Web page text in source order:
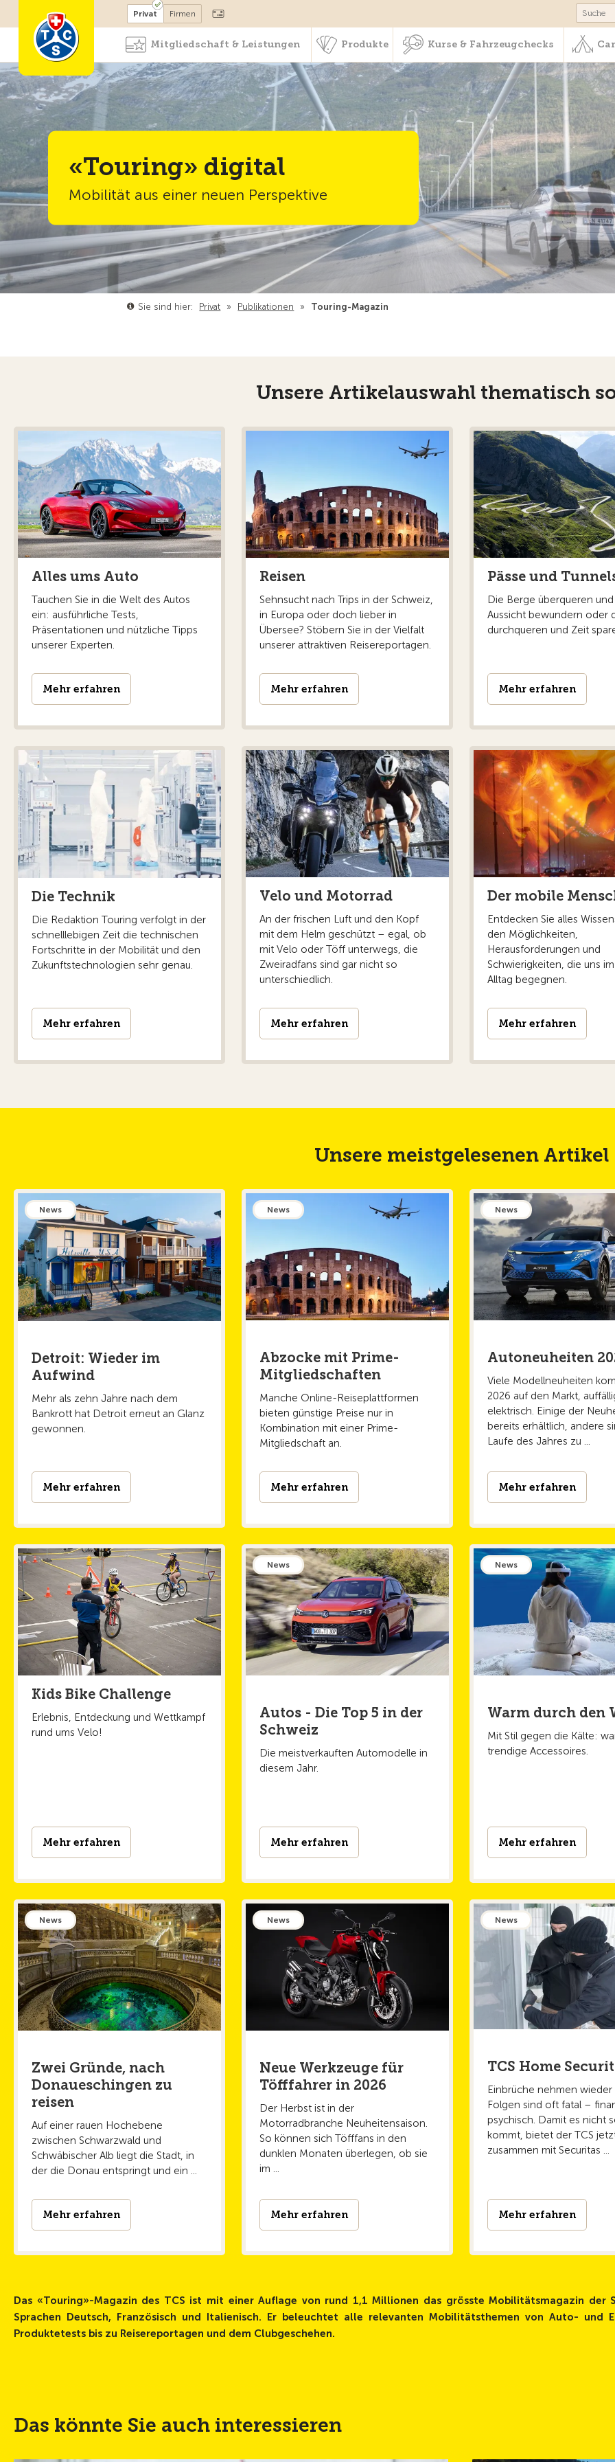
Mitglied werden Kurse & Fahrzeugchecks
Privat Firmen
Mitgliedschaft & Leistungen Produkte Kurse & Fahrzeugchecks
«Touring» digital
Mobilität aus einer neuen Perspektive
Sie sind hier: Privat » Publikationen » Touring-Magazin
Unsere Artikelauswahl thematisch
Alles ums Auto
Tauchen Sie in die Welt des Autos
ein: ausführliche Tests,
Präsentationen und nützliche Tipps
unserer Experten.
Mehr erfahren
Reisen
Sehnsucht nach Trips in der Schweiz,
in Europa oder doch lieber in
Übersee? Stöbern Sie in der Vielfalt
unserer attraktiven Reisereportagen.
Mehr erfahren
Pässe und
Die Berge überqueren
Aussicht bewundern oder
durchqueren und Zeit
Mehr erfahren
Die Technik
Die Redaktion Touring verfolgt in der
schnelllebigen Zeit die technischen
Fortschritte in der Mobilität und den
Zukunftstechnologien sehr genau.
Mehr erfahren
Velo und Motorrad
An der frischen Luft und den Kopf
mit dem Helm geschützt – egal, ob
mit Velo oder Töff unterwegs, die
Zweiradfans sind gar nicht so
unterschiedlich.
Mehr erfahren
Der mobile
Entdecken Sie alles
den Möglichkeiten,
Herausforderungen und
Schwierigkeiten, die uns
Alltag begegnen.
Mehr erfahren
Unsere meistgelesenen Artikel
News
Detroit: Wieder im
Aufwind
Mehr als zehn Jahre nach dem
Bankrott hat Detroit erneut an Glanz
gewonnen.
Mehr erfahren
News
Abzocke mit Prime-
Mitgliedschaften
Manche Online-Reiseplattformen
bieten günstige Preise nur in
Kombination mit einer Prime-
Mitgliedschaft an.
Mehr erfahren
News
Autoneuheiten
Viele Modellneuheiten
2026 auf den Markt,
elektrisch. Einige der
bereits erhältlich, andere
Laufe des Jahres zu ...
Mehr erfahren
Kids Bike Challenge
Erlebnis, Entdeckung und Wettkampf
rund ums Velo!
Mehr erfahren
News
Autos - Die Top 5 in der
Schweiz
Die meist­verkauften Automodelle in
diesem Jahr.
Mehr erfahren
News
Warm durch den
Mit Stil gegen die Kälte:
trendige Accessoires.
Mehr erfahren
News
Zwei Gründe, nach
Donaueschingen zu
reisen
Auf einer rauen Hochebene
zwischen Schwarzwald und
Schwäbischer Alb liegt die Stadt, in
der die Donau entspringt und ein ...
Mehr erfahren
News
Neue Werkzeuge für
Töfffahrer in 2026
Der Herbst ist in der
Motorradbranche Neuheitensaison.
So können sich Töfffans in den
dunklen Monaten überlegen, ob sie
im ...
Mehr erfahren
News
TCS Home
Einbrüche nehmen wieder
Folgen sind oft fatal –
psychisch. Damit es nicht
kommt, bietet der TCS
zusammen mit Securitas ...
Mehr erfahren
Das «Touring»-Magazin des TCS ist mit einer Auflage von rund 1,1 Millionen das grösste Mobilitätsmagazin
Sprachen Deutsch, Französisch und Italienisch. Er beleuchtet alle relevanten Mobilitätsthemen von Auto- und
Produktetests bis zu Reisereportagen und dem Clubgeschehen.
Das könnte Sie auch interessieren